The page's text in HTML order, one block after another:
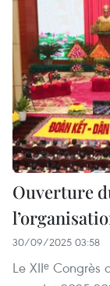
Ouverture
30/09/2025 03:58
Le XIIᵉ Congrès